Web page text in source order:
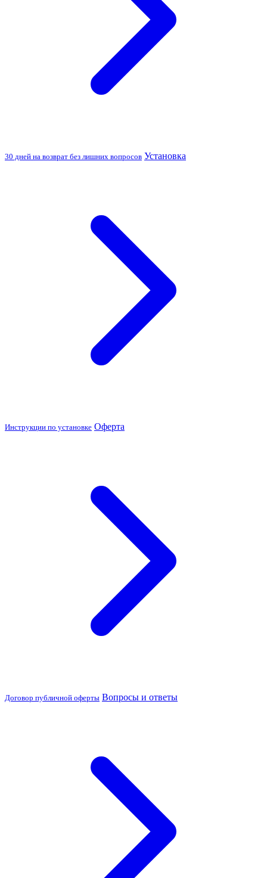
30 дней на возврат без лишних вопросов Установка
Инструкции по установке Оферта
Договор публичной оферты Вопросы и ответы